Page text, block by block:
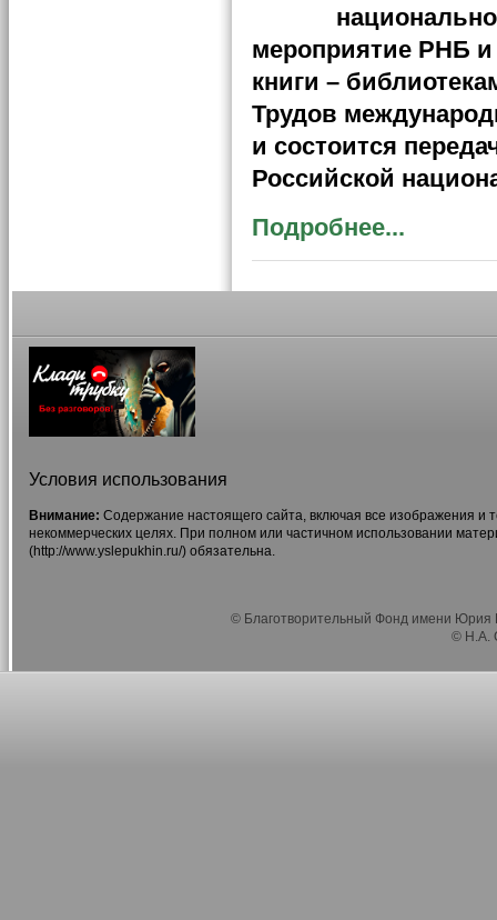
мероприятие РНБ
книги –
Трудов
и состоится
Российской
Подробнее...
Условия использования
Внимание: Содержание настоящего сайта, включая все изображения и
некоммерческих целях. При полном или частичном использовании
(http://www.yslepukhin.ru/) обязательна.
© Благотворительный Фонд имени Юрия
© Н.А.